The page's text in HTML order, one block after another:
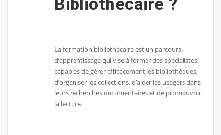
Bibliothécaire ?
La formation bibliothécaire est un parcours
d’apprentissage qui vise à former des spécialistes
capables de gérer efficacement les bibliothèques,
d’organiser les collections, d’aider les usagers dans
leurs recherches documentaires et de promouvoir
la lecture.